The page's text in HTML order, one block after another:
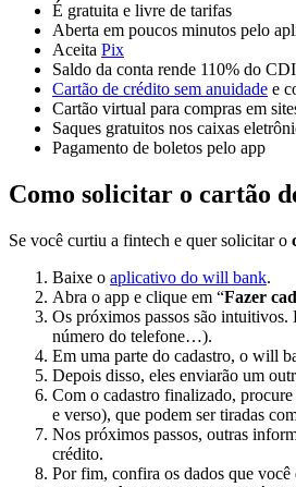
É gratuita e livre de tarifas
Aberta em poucos minutos pelo
Aceita Pix
Saldo da conta rende 110% do
Cartão de crédito sem anuidade e
Cartão virtual para compras em
Saques gratuitos nos caixas
Pagamento de boletos pelo app
Como solicitar o cartão
Se você curtiu a fintech e quer solicitar o
Baixe o aplicativo do will bank.
Abra o app e clique em “Fazer
Os próximos passos são
número do telefone…).
Em uma parte do cadastro, o will
Depois disso, eles enviarão um
Com o cadastro finalizado, procure
e verso), que podem ser tiradas
Nos próximos passos, outras
crédito.
Por fim, confira os dados que